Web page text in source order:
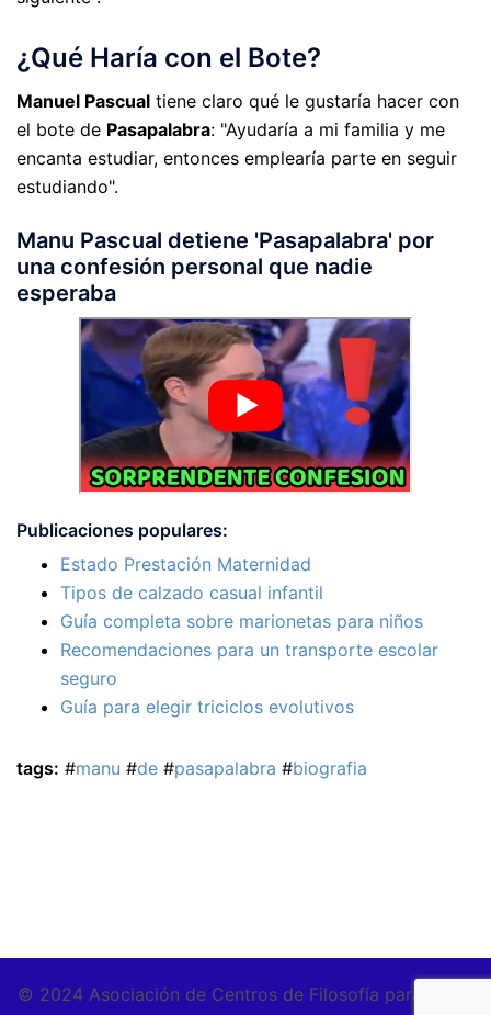
¿Qué Haría con el Bote?
Manuel Pascual tiene claro qué le gustaría hacer con
el bote de Pasapalabra: "Ayudaría a mi familia y me
encanta estudiar, entonces emplearía parte en seguir
estudiando".
Manu Pascual detiene 'Pasapalabra' por
una confesión personal que nadie
esperaba
Publicaciones populares:
Estado Prestación Maternidad
Tipos de calzado casual infantil
Guía completa sobre marionetas para niños
Recomendaciones para un transporte escolar
seguro
Guía para elegir triciclos evolutivos
tags: #manu #de #pasapalabra #biografia
© 2024 Asociación de Centros de Filosofía para Niños